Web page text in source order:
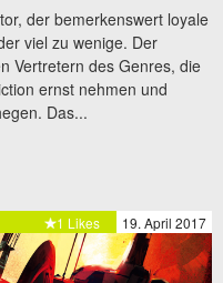
der bemerkenswert loyale
viel zu wenige. Der
Vertretern des Genres, die
ernst nehmen und
Das...
19. April 2017
1 Likes